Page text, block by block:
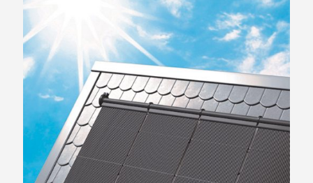
hasta
U$D 4.613